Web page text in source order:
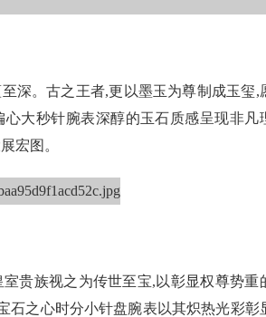
深。古之王者,更以墨玉为尊制成玉玺,
大秒针腕表深醇的玉石质感呈现非凡
宏图。
贵族视之为传世至宝,以彰显权尊势重
石之心时分小针盘腕表以其炽热光彩彰